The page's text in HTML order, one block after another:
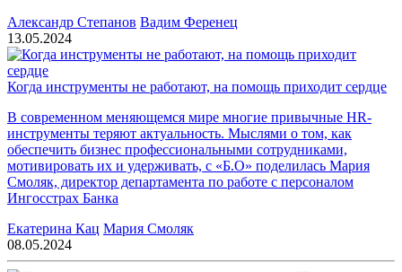
Александр Степанов Вадим Ференец
13.05.2024
Когда инструменты не работают, на помощь приходит сердце
В современном меняющемся мире многие привычные HR-
инструменты теряют актуальность. Мыслями о том, как
обеспечить бизнес профессиональными сотрудниками,
мотивировать их и удерживать, с «Б.О» поделилась Мария
Смоляк, директор департамента по работе с персоналом
Ингосстрах Банка
Екатерина Кац Мария Смоляк
08.05.2024